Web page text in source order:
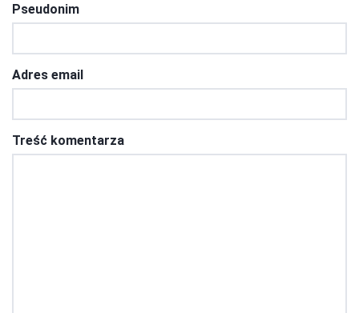
Pseudonim
Adres email
Treść komentarza